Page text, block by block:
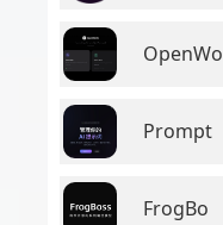
OpenWo
Prompt
FrogBo